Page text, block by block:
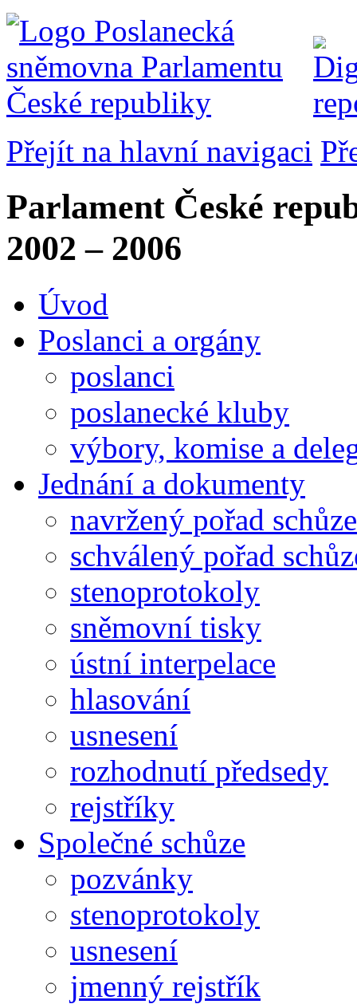
Přejít na hlavní navigaci
Parlament České
2002 – 2006
Úvod
Poslanci a orgány
poslanci
poslanecké kluby
výbory, komise a
Jednání a dokumenty
navržený pořad schůze
schválený pořad
stenoprotokoly
sněmovní tisky
ústní interpelace
hlasování
usnesení
rozhodnutí předsedy
rejstříky
Společné schůze
pozvánky
stenoprotokoly
usnesení
jmenný rejstřík